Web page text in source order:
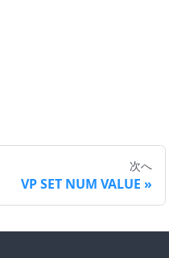
次へ
VP SET NUM VALUE